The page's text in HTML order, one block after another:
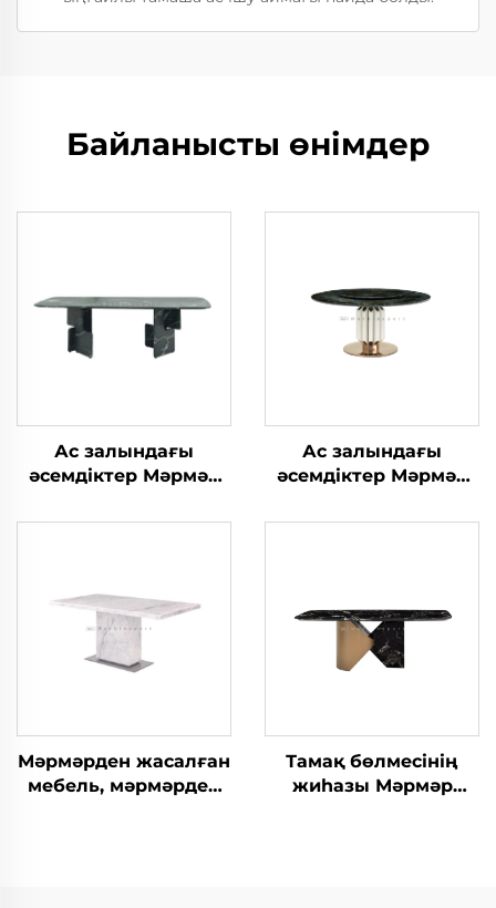
Байланысты өнімдер
Ас залындағы
әсемдіктер Мәрмәр
Ас залындағы
әсемдіктер Мәрмәр
Мәрмәрден жасалған
мебель, мәрмәрден
Тамақ бөлмесінің
жиһазы Мәрмәр